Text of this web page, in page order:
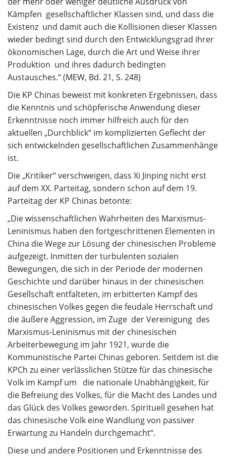
Kämpfen gesellschaftlicher Klassen sind, und dass die
Existenz und damit auch die Kollisionen dieser Klassen
wieder bedingt sind durch den Entwicklungsgrad ihrer
ökonomischen Lage, durch die Art und Weise ihrer
Produktion und ihres dadurch bedingten
Austausches.“ (MEW, Bd. 21, S. 248)
Die KP Chinas beweist mit konkreten Ergebnissen, dass
die Kenntnis und schöpferische Anwendung dieser
Erkenntnisse noch immer hilfreich auch für den
aktuellen „Durchblick“ im komplizierten Geflecht der
sich entwickelnden gesellschaftlichen Zusammenhänge
ist.
Die „Kritiker“ verschweigen, dass Xi Jinping nicht erst
auf dem XX. Parteitag, sondern schon auf dem 19.
Parteitag der KP Chinas betonte:
„Die wissenschaftlichen Wahrheiten des Marxismus-
Leninismus haben den fortgeschrittenen Elementen in
China die Wege zur Lösung der chinesischen Probleme
aufgezeigt. Inmitten der turbulenten sozialen
Bewegungen, die sich in der Periode der modernen
Geschichte und darüber hinaus in der chinesischen
Gesellschaft entfalteten, im erbitterten Kampf des
chinesischen Volkes gegen die feudale Herrschaft und
die äußere Aggression, im Zuge der Vereinigung des
Marxismus-Leninismus mit der chinesischen
Arbeiterbewegung im Jahr 1921, wurde die
Kommunistische Partei Chinas geboren. Seitdem ist die
KPCh zu einer verlässlichen Stütze für das chinesische
Volk im Kampf um die nationale Unabhängigkeit, für
die Befreiung des Volkes, für die Macht des Landes und
das Glück des Volkes geworden. Spirituell gesehen hat
das chinesische Volk eine Wandlung von passiver
Erwartung zu Handeln durchgemacht“.
Diese und andere Positionen und Erkenntnisse des